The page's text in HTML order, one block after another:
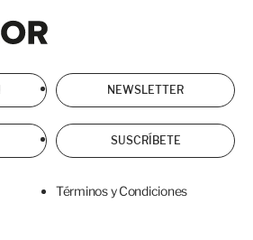
NEWSLETTER
SUSCRÍBETE
Términos y Condiciones